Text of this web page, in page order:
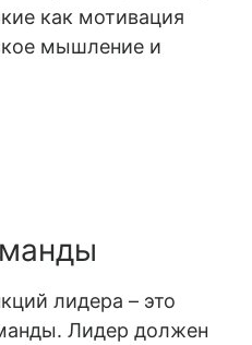
как мотивация
мышление и
лидера – это
Лидер должен